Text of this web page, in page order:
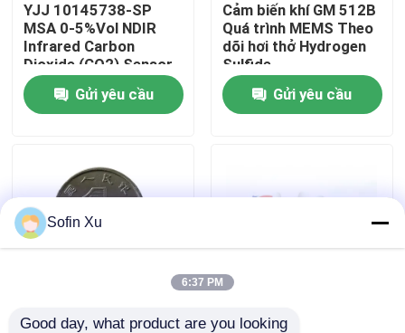
Chuyến tham quan nhà máy
Kiểm soát chất lượng
Tin tức
Cảm biến khí điện hóa
YJJ 10145738-SP
MSA 0-5%Vol NDIR
Infrared Carbon
Dioxide (CO2) Sensor
với bộ bảo vệ cho an
toàn công nghiệp
Gửi yêu cầu
Cảm biến khí GM 512B
Quá trình MEMS Theo
dõi hơi thở Hydrogen
Sulfide
Gửi yêu cầu
Cảm biến VOC GM MSH-P/CO2/NC/5/V/P
Sofin Xu
6:37 PM
Good day, what product are you looking